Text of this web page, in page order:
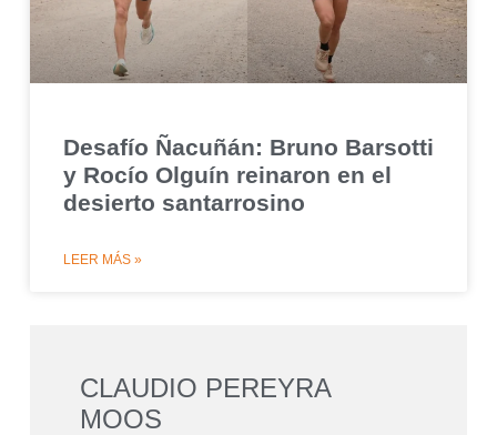
Desafío Ñacuñán: Bruno Barsotti
y Rocío Olguín reinaron en el
desierto santarrosino
LEER MÁS »
CLAUDIO PEREYRA
MOOS